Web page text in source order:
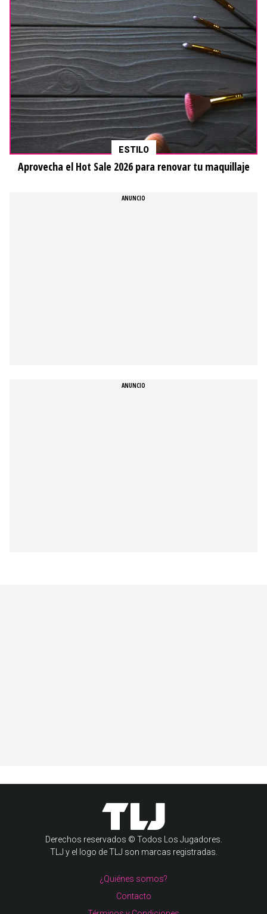
ESTILO
Aprovecha el Hot Sale 2026 para renovar tu maquillaje
Derechos reservados © Todos Los Jugadores.
TLJ y el logo de TLJ son marcas registradas.
¿Quiénes somos?
Contacto